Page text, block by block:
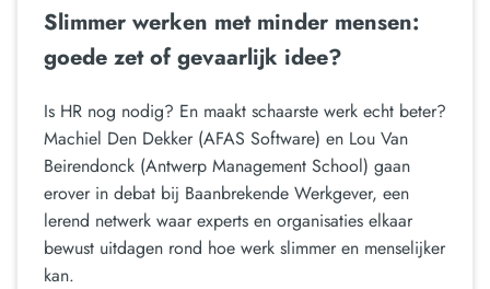
Slimmer werken met minder mensen:
goede zet of gevaarlijk idee?
Is HR nog nodig? En maakt schaarste werk echt beter?
Machiel Den Dekker (AFAS Software) en Lou Van
Beirendonck (Antwerp Management School) gaan
erover in debat bij Baanbrekende Werkgever, een
lerend netwerk waar experts en organisaties elkaar
bewust uitdagen rond hoe werk slimmer en menselijker
kan.